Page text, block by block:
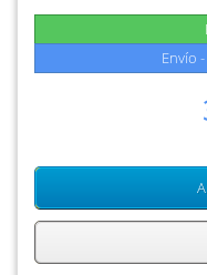
Envío